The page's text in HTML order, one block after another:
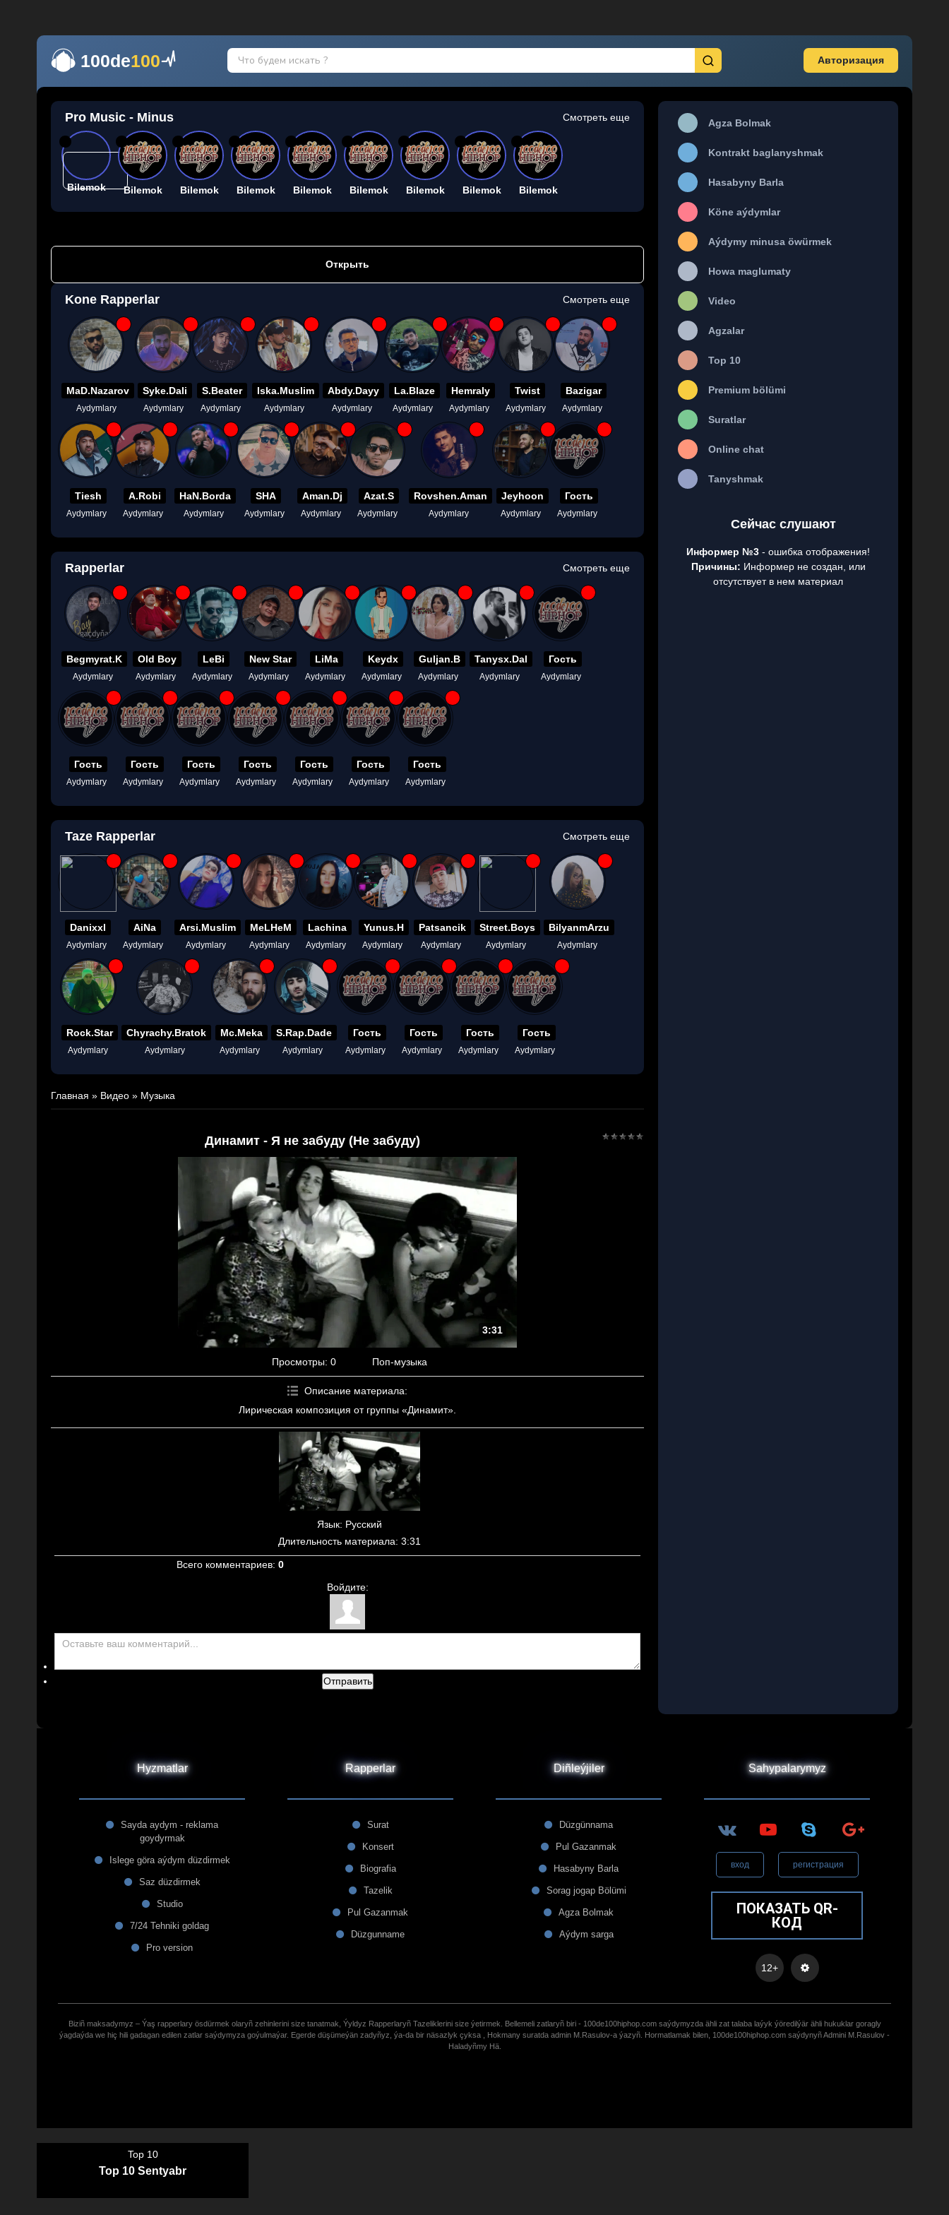
100de100 Авторизация
Pro Music - Minus Смотреть еще
Bilemok Bilemok Bilemok Bilemok Bilemok Bilemok Bilemok Bilemok Bilemok
Открыть
Kone Rapperlar Смотреть еще
MaD.Nazarov
Aydymlary
Syke.Dali
Aydymlary
S.Beater
Aydymlary
Iska.Muslim
Aydymlary
Abdy.Dayy
Aydymlary
La.Blaze
Aydymlary
Hemraly
Aydymlary
Twist
Aydymlary
Bazigar
Aydymlary
Tiesh
Aydymlary
A.Robi
Aydymlary
HaN.Borda
Aydymlary
SHA
Aydymlary
Aman.Dj
Aydymlary
Azat.S
Aydymlary
Rovshen.Aman
Aydymlary
Jeyhoon
Aydymlary
Гость
Aydymlary
Rapperlar Смотреть еще
Begmyrat.K
Aydymlary
Old Boy
Aydymlary
LeBi
Aydymlary
New Star
Aydymlary
LiMa
Aydymlary
Keydx
Aydymlary
Guljan.B
Aydymlary
Tanysx.Dal
Aydymlary
Гость
Aydymlary
Гость
Aydymlary
Гость
Aydymlary
Гость
Aydymlary
Гость
Aydymlary
Гость
Aydymlary
Гость
Aydymlary
Гость
Aydymlary
Taze Rapperlar Смотреть еще
Danixxl
Aydymlary
AiNa
Aydymlary
Arsi.Muslim
Aydymlary
MeLHeM
Aydymlary
Lachina
Aydymlary
Yunus.H
Aydymlary
Patsancik
Aydymlary
Street.Boys
Aydymlary
BilyanmArzu
Aydymlary
Rock.Star
Aydymlary
Chyrachy.Bratok
Aydymlary
Mc.Meka
Aydymlary
S.Rap.Dade
Aydymlary
Гость
Aydymlary
Гость
Aydymlary
Гость
Aydymlary
Гость
Aydymlary
Главная » Видео » Музыка
Динамит - Я не забуду (Не забуду)
3:31
Просмотры: 0 Поп-музыка
Описание материала:
Лирическая композиция от группы «Динамит».
Язык: Русский
Длительность материала: 3:31
Всего комментариев: 0
Войдите:
Отправить
Agza Bolmak
Kontrakt baglanyshmak
Hasabyny Barla
Köne aýdymlar
Aýdymy minusa öwürmek
Howa maglumaty
Video
Agzalar
Top 10
Premium bölümi
Suratlar
Online chat
Tanyshmak
Сейчас слушают
Информер №3 - ошибка отображения!
Причины: Информер не создан, или
отсутствует в нем материал
Hyzmatlar
Sayda aydym - reklama
goydyrmak
Islege göra aýdym düzdirmek
Saz düzdirmek
Studio
7/24 Tehniki goldag
Pro version
Rapperlar
Surat
Konsert
Biografia
Tazelik
Pul Gazanmak
Düzgunname
Diñleýjiler
Düzgünnama
Pul Gazanmak
Hasabyny Barla
Sorag jogap Bölümi
Agza Bolmak
Aýdym sarga
Sahypalarymyz
вход регистрация
ПОКАЗАТЬ QR-
КОД
12+
Biziñ maksadymyz – Ýaş rapperlary ösdürmek olaryñ zehinlerini size tanatmak, Ýyldyz Rapperlaryñ Tazeliklerini size ýetirmek. Bellemeli zatlaryñ biri - 100de100hiphop.com saýdymyzda ähli zat talaba laýyk ýöredilýär ähli hukuklar goragly
ýagdaýda we hiç hili gadagan edilen zatlar saýdymyza goýulmaýar. Egerde düşümeýän zadyñyz, ýa-da bir näsazlyk çyksa , Hokmany suratda admin M.Rasulov-a ýazyñ. Hormatlamak bilen, 100de100hiphop.com saýdynyñ Admini M.Rasulov -
Haladyñmy Hä.
Top 10
Top 10 Sentyabr